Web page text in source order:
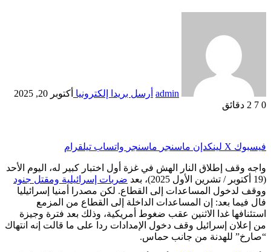
admin أرسل بريدا إلكترونيا أكتوبر 20, 2025
0
2 دقائق
فيسبوك ‫X لينكدإن ماسنجر ماسنجر واتساب تيلقرام
واجه وقف إطلاق النار الهش في غزة أول اختبار كبير له، اليوم الأحد
(19 أكتوبر / تشرين الأول 2025)، بعد
ضربات إسرائيلية ومقتل جنود
ووقف لدخول المساعدات إلى القطاع. لكن مصدرا أمنيا إسرائيليا
فال فيما بعد: إن المساعدات الداخلة إلى القطاع من المزمع
استئنافها غدا الاثنين عقب ضغوط أمريكية، وذلك بعد فترة وجيزة
من إعلان إسرائيل وقف دخول الإمدادات ردا على ما قالت إنه انتهاك
“صارخ” للهدنة من جانب حماس.